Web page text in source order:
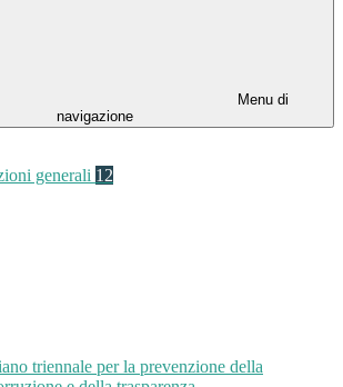
Menu di
navigazione
generali 12
triennale per la prevenzione della